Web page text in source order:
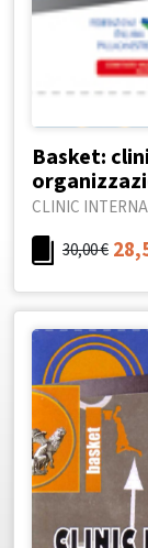
Basket:
CLINIC
30,00€